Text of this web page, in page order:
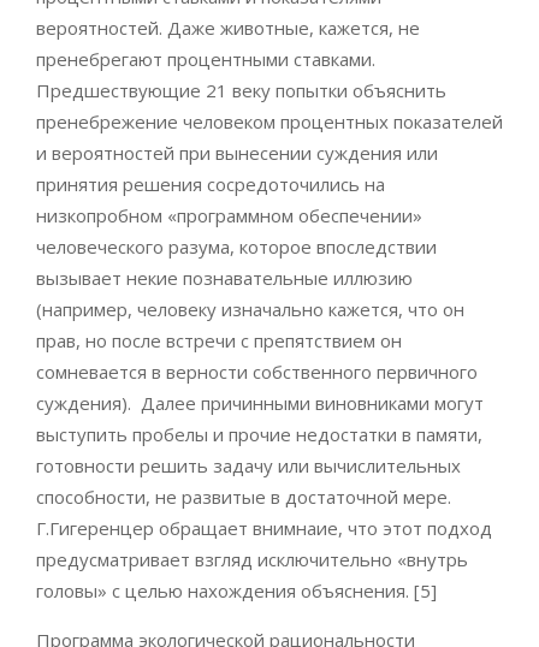
вероятностей. Даже животные, кажется, не
пренебрегают процентными ставками.
Предшествующие 21 веку попытки объяснить
пренебрежение человеком процентных показателей
и вероятностей при вынесении суждения или
принятия решения сосредоточились на
низкопробном «программном обеспечении»
человеческого разума, которое впоследствии
вызывает некие познавательные иллюзию
(например, человеку изначально кажется, что он
прав, но после встречи с препятствием он
сомневается в верности собственного первичного
суждения). Далее причинными виновниками могут
выступить пробелы и прочие недостатки в памяти,
готовности решить задачу или вычислительных
способности, не развитые в достаточной мере.
Г.Гигеренцер обращает внимнаие, что этот подход
предусматривает взгляд исключительно «внутрь
головы» с целью нахождения объяснения. [5]
Программа экологической рациональности